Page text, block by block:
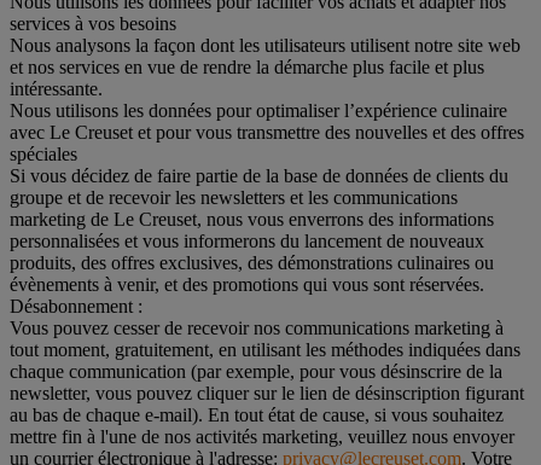
services à vos besoins
Nous analysons la façon dont les utilisateurs utilisent notre site web
et nos services en vue de rendre la démarche plus facile et plus
intéressante.
Nous utilisons les données pour optimaliser l’expérience culinaire
avec Le Creuset et pour vous transmettre des nouvelles et des offres
spéciales
Si vous décidez de faire partie de la base de données de clients du
groupe et de recevoir les newsletters et les communications
marketing de Le Creuset, nous vous enverrons des informations
personnalisées et vous informerons du lancement de nouveaux
produits, des offres exclusives, des démonstrations culinaires ou
évènements à venir, et des promotions qui vous sont réservées.
Désabonnement :
Vous pouvez cesser de recevoir nos communications marketing à
tout moment, gratuitement, en utilisant les méthodes indiquées dans
chaque communication (par exemple, pour vous désinscrire de la
newsletter, vous pouvez cliquer sur le lien de désinscription figurant
au bas de chaque e-mail). En tout état de cause, si vous souhaitez
mettre fin à l'une de nos activités marketing, veuillez nous envoyer
un courrier électronique à l'adresse: privacy@lecreuset.com. Votre